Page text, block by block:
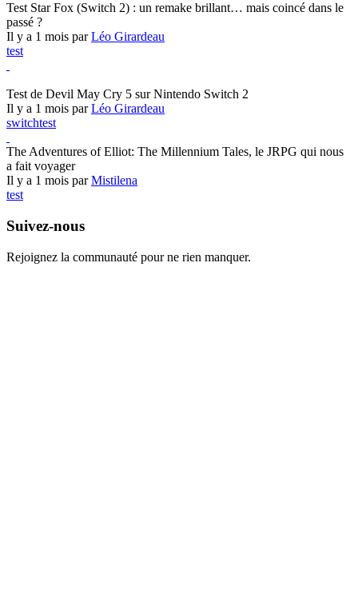
Test Star Fox (Switch 2) : un remake brillant… mais coincé dans le
passé ?
Il y a 1 mois parLéo Girardeau
test
Test de Devil May Cry 5 sur Nintendo Switch 2
Il y a 1 mois parLéo Girardeau
switchtest
The Adventures of Elliot: The Millennium Tales, le JRPG qui nous
a fait voyager
Il y a 1 mois parMistilena
test
Suivez-nous
Rejoignez la communauté pour ne rien manquer.